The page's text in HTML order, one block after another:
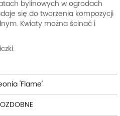
bylinowych w ogrodach
się do tworzenia kompozycji
Kwiaty można ścinać i
'Flame'